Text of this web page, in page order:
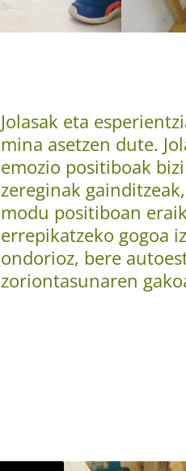
Jolasak eta
mina asetzen dute.
emozio positiboak
zereginak
modu positiboan
errepikatzeko gogoa
ondorioz, bere
zoriontasunaren